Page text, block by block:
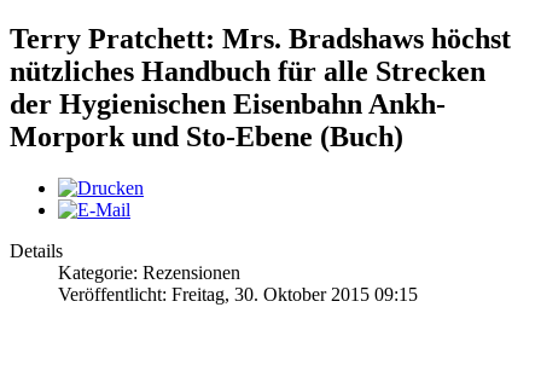
Terry Pratchett: Mrs. Bradshaws höchst
nützliches Handbuch für alle Strecken
der Hygienischen Eisenbahn Ankh-
Morpork und Sto-Ebene (Buch)
Details
Kategorie: Rezensionen
Veröffentlicht: Freitag, 30. Oktober 2015 09:15